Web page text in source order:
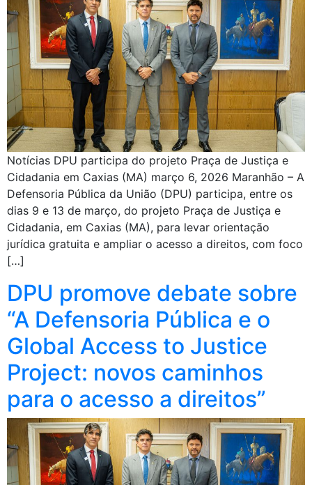
Notícias DPU participa do projeto Praça de Justiça e
Cidadania em Caxias (MA) março 6, 2026 Maranhão – A
Defensoria Pública da União (DPU) participa, entre os
dias 9 e 13 de março, do projeto Praça de Justiça e
Cidadania, em Caxias (MA), para levar orientação
jurídica gratuita e ampliar o acesso a direitos, com foco
[…]
DPU promove debate sobre
“A Defensoria Pública e o
Global Access to Justice
Project: novos caminhos
para o acesso a direitos”